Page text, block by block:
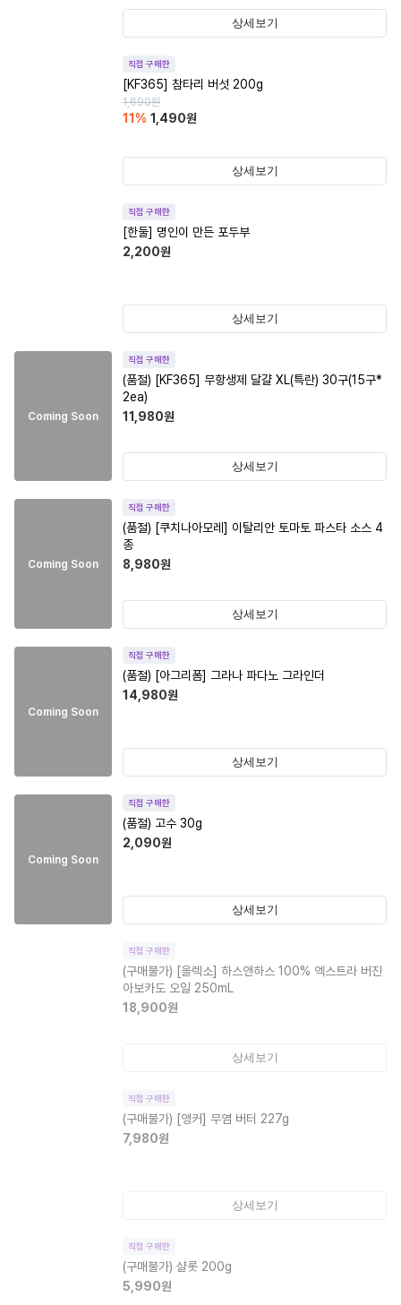
상세보기
직접 구매한
[KF365] 참타리 버섯 200g
1,690원
11 % 1,490원
상세보기
직접 구매한
[한둘] 명인이 만든 포두부
2,200원
상세보기
Coming Soon
직접 구매한
(품절) [KF365] 무항생제 달걀 XL(특란) 30구(15구*
2ea)
11,980원
상세보기
Coming Soon
직접 구매한
(품절) [쿠치나아모레] 이탈리안 토마토 파스타 소스 4
종
8,980원
상세보기
Coming Soon
직접 구매한
(품절) [아그리폼] 그라나 파다노 그라인더
14,980원
상세보기
Coming Soon
직접 구매한
(품절) 고수 30g
2,090원
상세보기
직접 구매한
(구매불가) [올렉소] 하스앤하스 100% 엑스트라 버진
아보카도 오일 250mL
18,900원
상세보기
직접 구매한
(구매불가) [앵커] 무염 버터 227g
7,980원
상세보기
직접 구매한
(구매불가) 샬롯 200g
5,990원